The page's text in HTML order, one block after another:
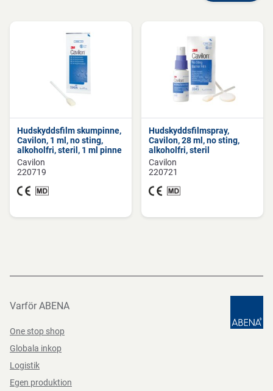
Hudskyddsfilm skumpinne,
Cavilon, 1 ml, no sting,
alkoholfri, steril, 1 ml pinne
Cavilon
220719
Hudskyddsfilmspray,
Cavilon, 28 ml, no sting,
alkoholfri, steril
Cavilon
220721
Varför ABENA
One stop shop
Globala inkop
Logistik
Egen produktion